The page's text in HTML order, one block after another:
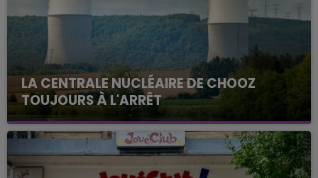
LA CENTRALE NUCLÉAIRE DE CHOOZ
TOUJOURS À L'ARRÊT
Cela fait déjà une semaine que la centrale
nucléaire ardennaise est à l'arrêt. Une situation
justifiée par la sécheresse intense qui est toujours
présente.